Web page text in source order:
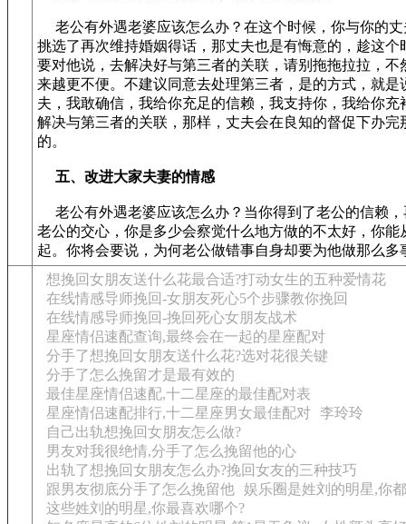
老公有外遇老婆应该怎么办？在这个时候，你与你的丈
挑选了再次维持婚姻得话，那丈夫也是有悔意的，趁这个
要对他说，去解决好与第三者的关联，请别拖拖拉拉，不
来越更不便。不建议同意去处理第三者，是的方式，就是
夫，我敢确信，我给你充足的信赖，我支持你，我给你充
解决与第三者的关联，那样，丈夫会在良知的督促下办完
的。
五、改进大家夫妻的情感
老公有外遇老婆应该怎么办？当你得到了老公的信赖，
老公的交心，你是多少会察觉什么地方做的不太好，你能
起。你将会要说，为何老公做错事自身却要为他做那么多
想挽回女朋友送什么花最合适?打动女生的五种爱情花
在线情感导师挽回-女朋友死心5个步骤教你挽回
在线情感导师挽回-挽回死心女朋友战术
星座情侣速配查询,最终会在一起的星座配对
分手了想挽回女朋友送什么花?选对花很关键
分手了怎么挽留才是最有效的
最佳星座情侣速配,十二星座的最佳配对表
星座情侣速配排行,十二星座男女最佳配对
李玲玲
自己出轨想挽回女朋友怎么做?
男友对我很绝情,分手了怎么挽留他的心
出轨了想挽回女朋友怎么办?挽回女友的三种技巧
跟男友彻底分手了怎么挽留他 娱乐圈是姓刘的明星,你
这些姓刘的明星,你最喜欢哪个?